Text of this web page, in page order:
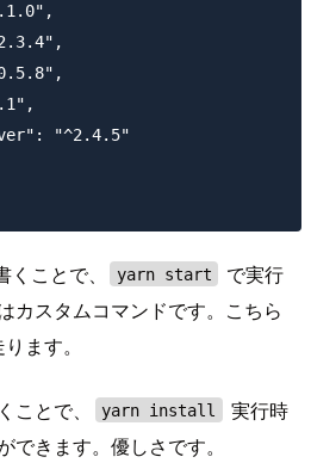
"^2.4.5"
くことで、 yarn start
で実行
カスタムコマンドです。こちら
ます。
ことで、 yarn install
実行時
きます。優しさです。